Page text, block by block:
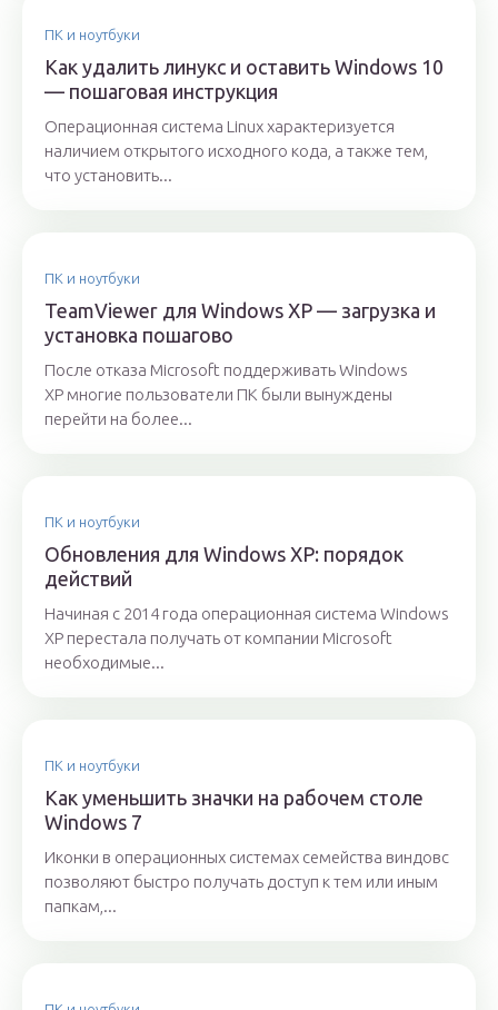
ПК и ноутбуки
Как удалить линукс и оставить Windows 10
— пошаговая инструкция
Операционная система Linux характеризуется
наличием открытого исходного кода, а также тем,
что установить...
ПК и ноутбуки
TeamViewer для Windows XP — загрузка и
установка пошагово
После отказа Microsoft поддерживать Windows
XP многие пользователи ПК были вынуждены
перейти на более...
ПК и ноутбуки
Обновления для Windows ХP: порядок
действий
Начиная с 2014 года операционная система Windows
XP перестала получать от компании Microsoft
необходимые...
ПК и ноутбуки
Как уменьшить значки на рабочем столе
Windows 7
Иконки в операционных системах семейства виндовс
позволяют быстро получать доступ к тем или иным
папкам,...